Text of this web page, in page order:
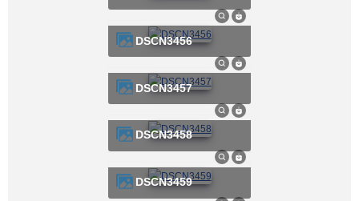
DSCN3456
DSCN3457
DSCN3458
DSCN3459